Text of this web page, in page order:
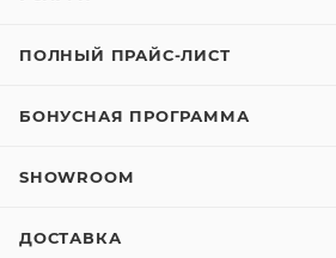
ПОЛНЫЙ ПРАЙС-ЛИСТ
БОНУСНАЯ ПРОГРАММА
SHOWROOM
ДОСТАВКА